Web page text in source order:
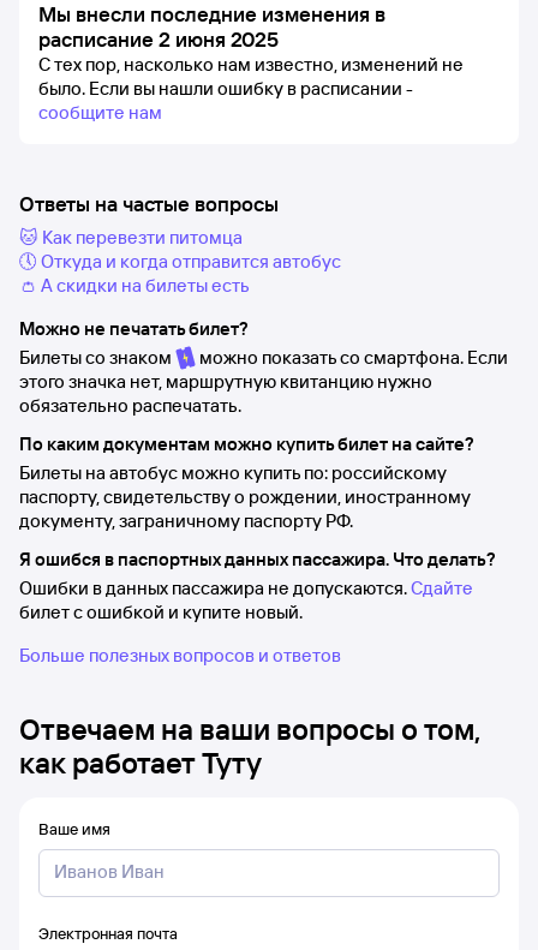
Мы внесли последние изменения в
расписание 2 июня 2025
С тех пор, насколько нам известно, изменений не
было. Если вы нашли ошибку в расписании -
сообщите нам
Ответы на частые вопросы
🐱 Как перевезти питомца
🕔 Откуда и когда отправится автобус
👛 А скидки на билеты есть
Можно не печатать билет?
Билеты со знаком
можно показать со смартфона. Если
этого значка нет, маршрутную квитанцию нужно
обязательно распечатать.
По каким документам можно купить билет на сайте?
Билеты на автобус можно купить по: российскому
паспорту, свидетельству о рождении, иностранному
документу, заграничному паспорту РФ.
Я ошибся в паспортных данных пассажира. Что делать?
Ошибки в данных пассажира не допускаются.Сдайте
билет с ошибкой и купите новый.
Больше полезных вопросов и ответов
Отвечаем на ваши вопросы о том,
как работает Туту
Ваше имя
Электронная почта